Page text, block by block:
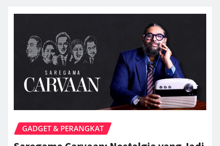
GADGET & PERANGKAT